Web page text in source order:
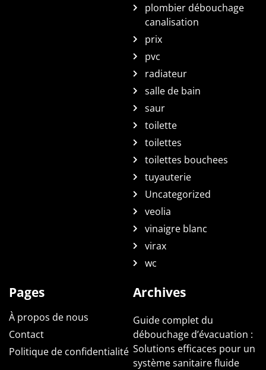
plombier débouchage
canalisation
prix
pvc
radiateur
salle de bain
saur
toilette
toilettes
toilettes bouchees
tuyauterie
Uncategorized
veolia
vinaigre blanc
virax
wc
Pages
À propos de nous
Contact
Politique de confidentialité
Archives
Guide complet du
débouchage d’évacuation :
Solutions efficaces pour un
système sanitaire fluide